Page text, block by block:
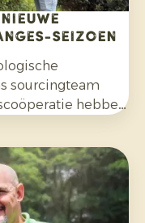
seizoen
sourcingteam
hebben
maanden voor.